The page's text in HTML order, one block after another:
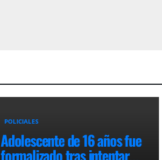
POLICIALES
Adolescente de 16 años fue
formalizado tras intentar